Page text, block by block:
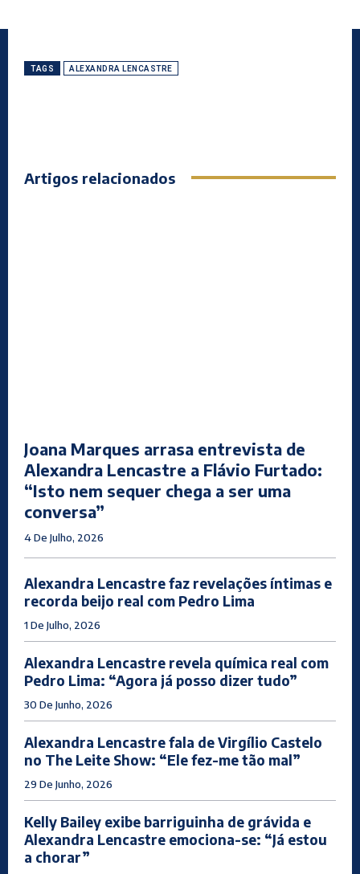
TAGS ALEXANDRA LENCASTRE
Artigos relacionados
Joana Marques arrasa entrevista de
Alexandra Lencastre a Flávio Furtado:
“Isto nem sequer chega a ser uma
conversa”
4 De Julho, 2026
Alexandra Lencastre faz revelações íntimas e
recorda beijo real com Pedro Lima
1 De Julho, 2026
Alexandra Lencastre revela química real com
Pedro Lima: “Agora já posso dizer tudo”
30 De Junho, 2026
Alexandra Lencastre fala de Virgílio Castelo
no The Leite Show: “Ele fez-me tão mal”
29 De Junho, 2026
Kelly Bailey exibe barriguinha de grávida e
Alexandra Lencastre emociona-se: “Já estou
a chorar”